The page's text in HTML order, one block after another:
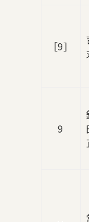
［9］
9